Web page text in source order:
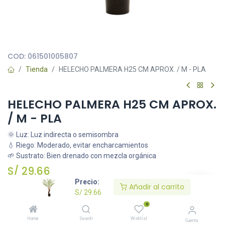
Precio:
S/ 29.66
Añadir al carrito
Home Search
0
Wishlist Cuenta
COD: 061501005807
Tienda HELECHO PALMERA H25 CM APROX. / M - PLA
HELECHO PALMERA H25 CM APROX.
/ M - PLA
🌞 Luz: Luz indirecta o semisombra
💧 Riego: Moderado, evitar encharcamientos
🌱 Sustrato: Bien drenado con mezcla orgánica
S/ 29.66
Añadir al carrito